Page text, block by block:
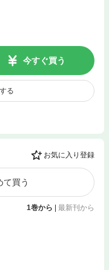
今すぐ買う
る
お気に入り登録
て買う
1巻から | 最新刊から